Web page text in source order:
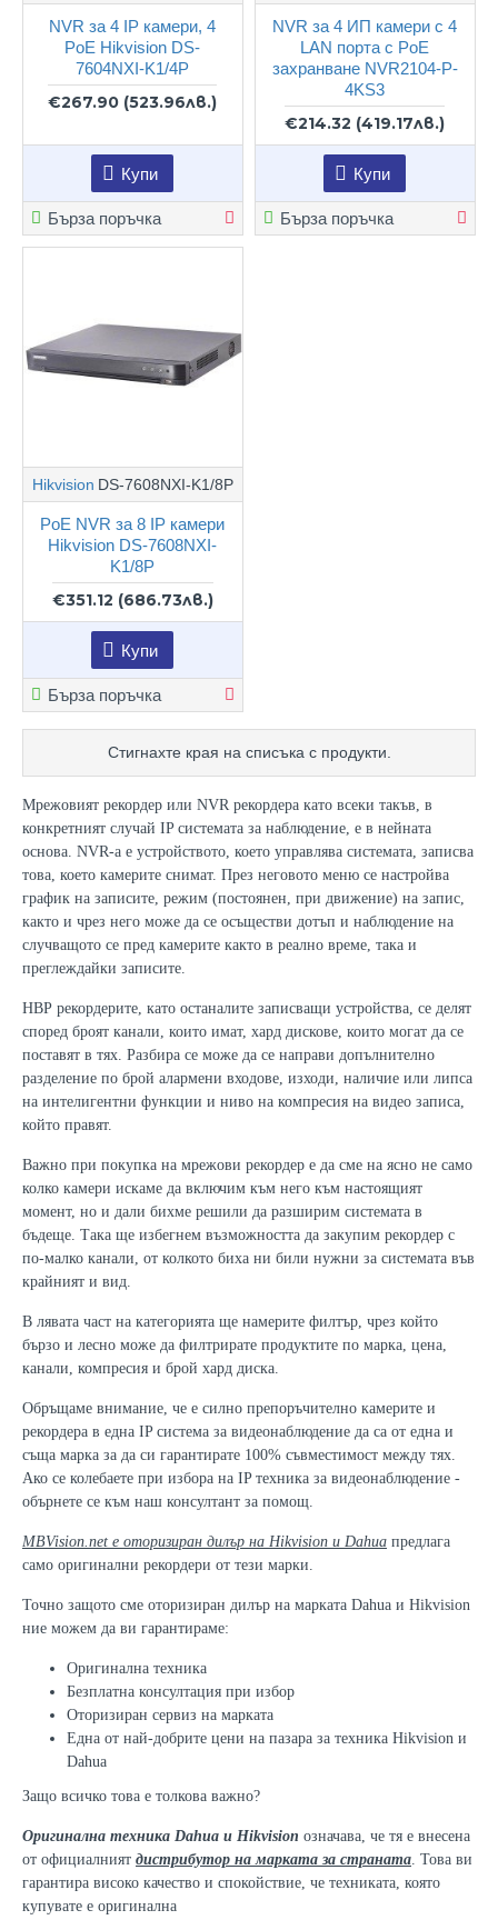
Мрежовият рекордер или NVR рекордера като всеки такъв, в
конкретният случай IP системата за наблюдение, е в нейната
основа. NVR-а е устройството, което управлява системата, записва
това, което камерите снимат. През неговото меню се настройва
график на записите, режим (постоянен, при движение) на запис,
както и чрез него може да се осъществи дотъп и наблюдение на
случващото се пред камерите както в реално време, така и
преглеждайки записите.
НВР рекордерите, като останалите записващи устройства, се делят
според броят канали, които имат, хард дискове, които могат да се
поставят в тях. Разбира се може да се направи допълнително
разделение по брой алармени входове, изходи, наличие или липса
на интелигентни функции и ниво на компресия на видео записа,
който правят.
Важно при покупка на мрежови рекордер е да сме на ясно не само
колко камери искаме да включим към него към настоящият
момент, но и дали бихме решили да разширим системата в
бъдеще. Така ще избегнем възможността да закупим рекордер с
по-малко канали, от колкото биха ни били нужни за системата във
крайният и вид.
В лявата част на категорията ще намерите филтър, чрез който
бързо и лесно може да филтрирате продуктите по марка, цена,
канали, компресия и брой хард диска.
Обръщаме внимание, че е силно препоръчително камерите и
рекордера в една IP система за видеонаблюдение да са от една и
съща марка за да си гарантирате 100% съвместимост между тях.
Ако се колебаете при избора на IP техника за видеонаблюдение -
обърнете се към наш консултант за помощ.
MBVision.net е оторизиран дилър на Hikvision и Dahua предлага
само оригинални рекордери от тези марки.
Точно защото сме оторизиран дилър на марката Dahua и Hikvision
ние можем да ви гарантираме:
Оригинална техника
Безплатна консултация при избор
Оторизиран сервиз на марката
Една от най-добрите цени на пазара за техника Hikvision и
Dahua
Защо всичко това е толкова важно?
Оригинална техника Dahua и Hikvision означава, че тя е внесена
от официалният дистрибутор на марката за страната. Това ви
гарантира високо качество и спокойствие, че техниката, която
купувате е оригинална
NVR за 4 IP камери, 4
PoE Hikvision DS-
7604NXI-K1/4P
€267.90 (523.96лв.)
Купи
Бърза поръчка
NVR за 4 ИП камери с 4
LAN порта с PoE
захранване NVR2104-P-
4KS3
€214.32 (419.17лв.)
Купи
Бърза поръчка
Hikvision DS-7608NXI-K1/8P
PoE NVR за 8 IP камери
Hikvision DS-7608NXI-
K1/8P
€351.12 (686.73лв.)
Купи
Бърза поръчка
Стигнахте края на списъка с продукти.